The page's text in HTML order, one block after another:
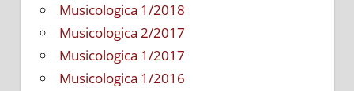
Musicologica 1/2018
Musicologica 2/2017
Musicologica 1/2017
Musicologica 1/2016